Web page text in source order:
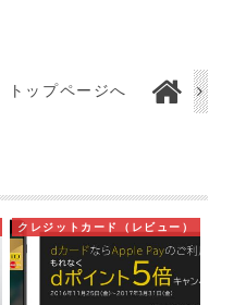
トップページへ
クレジットカード（レビュー）